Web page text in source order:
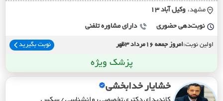
مشهد، وکيل آباد 13
نوبت‌دهی حضوری دارای مشاوره تلفنی
اولین نوبت:امروز جمعه 16مرداد 3ظهر نوبت بگیرید
پزشک ویژه
خشایار خدابخشی